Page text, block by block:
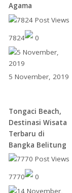
Agama
7824 0
5 November, 2019
Tongaci Beach,
Destinasi Wisata
Terbaru di
Bangka Belitung
7770 0